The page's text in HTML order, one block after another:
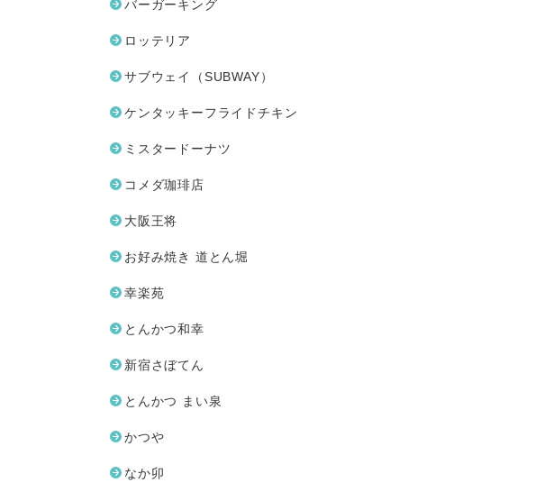
バーガーキング
ロッテリア
サブウェイ（SUBWAY）
ケンタッキーフライドチキン
ミスタードーナツ
コメダ珈琲店
大阪王将
お好み焼き 道とん堀
幸楽苑
とんかつ和幸
新宿さぼてん
とんかつ まい泉
かつや
なか卯